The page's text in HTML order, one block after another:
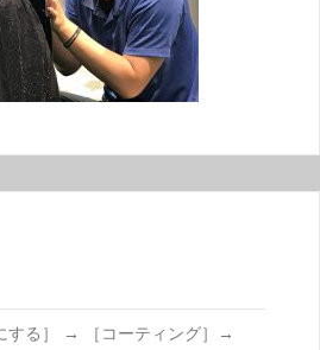
する］ → ［コーティング］→